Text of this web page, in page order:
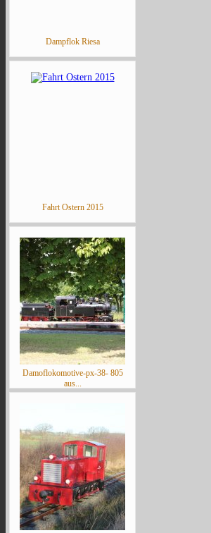
Dampflok Riesa
Fahrt Ostern 2015
Damoflokomotive-px-38- 805
aus...